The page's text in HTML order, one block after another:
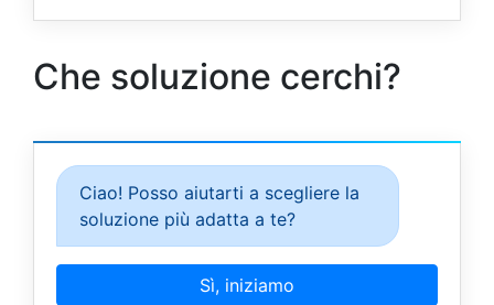
Che soluzione cerchi?